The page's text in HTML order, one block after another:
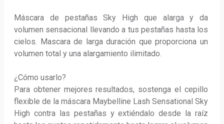
Máscara de pestañas Sky High que alarga y da
volumen sensacional llevando a tus pestañas hasta los
cielos. Mascara de larga duración que proporciona un
volumen total y una alargamiento ilimitado.
¿Cómo usarlo?
Para obtener mejores resultados, sostenga el cepillo
flexible de la máscara Maybelline Lash Sensational Sky
High contra las pestañas y extiéndalo desde la raíz